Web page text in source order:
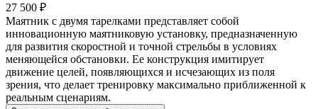
27 500 ₽
Маятник с двумя тарелками представляет собой
инновационную маятниковую установку, предназначенную
для развития скоростной и точной стрельбы в условиях
меняющейся обстановки. Ее конструкция имитирует
движение целей, появляющихся и исчезающих из поля
зрения, что делает тренировку максимально приближенной к
реальным сценариям.